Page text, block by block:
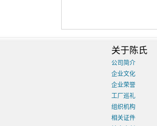
关于陈氏
公司简介
企业文化
企业荣誉
工厂巡礼
组织机构
相关证件